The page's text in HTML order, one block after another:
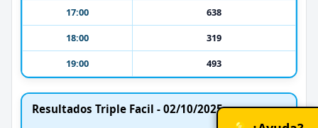
17:00
638
18:00
319
19:00
493
Resultados Triple Facil - 02/10/2025